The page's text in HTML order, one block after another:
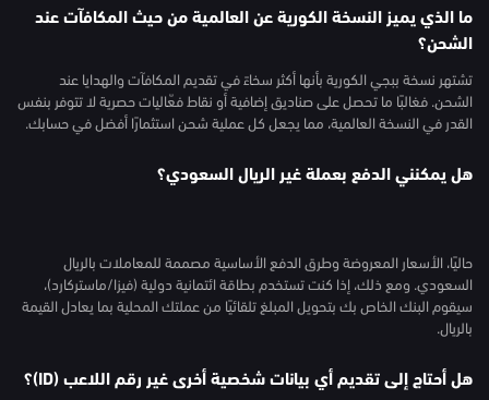
ما الذي يميز النسخة الكورية عن العالمية من حيث المكافآت عند
الشحن؟
تشتهر نسخة ببجي الكورية بأنها أكثر سخاءً في تقديم المكافآت والهدايا عند
الشحن. فغالبًا ما تحصل على صناديق إضافية أو نقاط فعّاليات حصرية لا تتوفر بنفس
القدر في النسخة العالمية، مما يجعل كل عملية شحن استثمارًا أفضل في حسابك.
هل يمكنني الدفع بعملة غير الريال السعودي؟
حاليًا، الأسعار المعروضة وطرق الدفع الأساسية مصممة للمعاملات بالريال
السعودي. ومع ذلك، إذا كنت تستخدم بطاقة ائتمانية دولية (فيزا/ماستركارد)،
سيقوم البنك الخاص بك بتحويل المبلغ تلقائيًا من عملتك المحلية بما يعادل القيمة
بالريال.
هل أحتاج إلى تقديم أي بيانات شخصية أخرى غير رقم اللاعب (ID)؟